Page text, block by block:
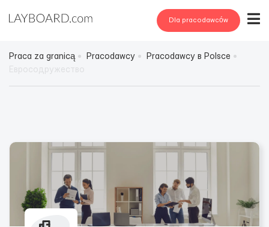
Dla pracodawców
Praca za granicą Pracodawcy
Pracodawcy в Polsce